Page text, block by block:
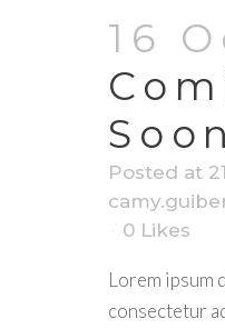
16
Soon
Posted at
0 Likes
Lorem ipsum
consectetur